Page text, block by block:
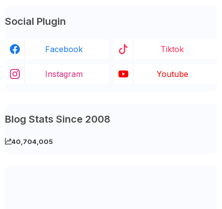
Social Plugin
Facebook Tiktok
Instagram Youtube
Blog Stats Since 2008
40,704,005